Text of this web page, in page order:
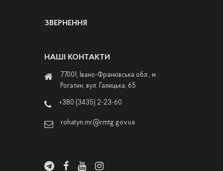
ЗВЕРНЕННЯ
НАШІ КОНТАКТИ
77001, Івано-Франківська обл., м.
Рогатин, вул. Галицька, 65
+380 (3435) 2-23-60
rohatyn.mr@rmtg.gov.ua